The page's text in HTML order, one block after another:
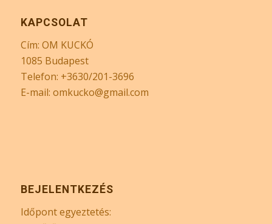
KAPCSOLAT
Cím: OM KUCKÓ
1085 Budapest
Telefon: +3630/201-3696
E-mail: omkucko@gmail.com
BEJELENTKEZÉS
Időpont egyeztetés: